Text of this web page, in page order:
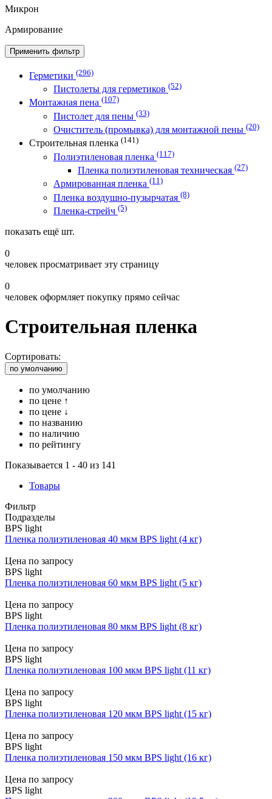
Микрон
Армирование
Применить фильтр
Герметики (296)
Пистолеты для герметиков (52)
Монтажная пена (107)
Пистолет для пены (33)
Очиститель (промывка) для монтажной пены (20)
Строительная пленка (141)
Полиэтиленовая пленка (117)
Пленка полиэтиленовая техническая (27)
Армированная пленка (11)
Пленка воздушно-пузырчатая (8)
Пленка-стрейч (5)
показать ещё шт.
0
человек просматривает эту страницу
0
человек оформляет покупку прямо сейчас
Строительная пленка
Сортировать:
по умолчанию
по умолчанию
по цене ↑
по цене ↓
по названию
по наличию
по рейтингу
Показывается 1 - 40 из 141
Товары
Фильтр
Подразделы
BPS light
Пленка полиэтиленовая 40 мкм BPS light (4 кг)
Цена по запросу
BPS light
Пленка полиэтиленовая 60 мкм BPS light (5 кг)
Цена по запросу
BPS light
Пленка полиэтиленовая 80 мкм BPS light (8 кг)
Цена по запросу
BPS light
Пленка полиэтиленовая 100 мкм BPS light (11 кг)
Цена по запросу
BPS light
Пленка полиэтиленовая 120 мкм BPS light (15 кг)
Цена по запросу
BPS light
Пленка полиэтиленовая 150 мкм BPS light (16 кг)
Цена по запросу
BPS light